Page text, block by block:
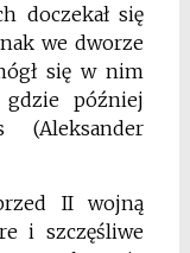
doczekał się
we dworze
się w nim
później
(Aleksander
II wojną
i szczęś­liwe